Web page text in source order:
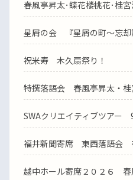
春風亭昇太･蝶花楼桃花･桂
星屑の会 『星屑の町～忘
祝米寿 木久扇祭り！
特撰落語会 春風亭昇太・
SWAクリエイティブツアー
福井新聞寄席 東西落語会
越中ホール寄席２０２６ 春